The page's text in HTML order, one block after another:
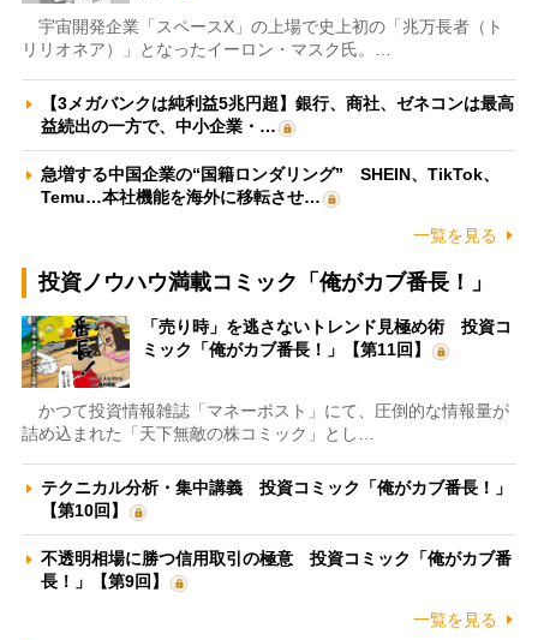
宇宙開発企業「スペースX」の上場で史上初の「兆万長者（ト
リリオネア）」となったイーロン・マスク氏。…
【3メガバンクは純利益5兆円超】銀行、商社、ゼネコンは最高
益続出の一方で、中小企業・…
急増する中国企業の“国籍ロンダリング” SHEIN、TikTok、
Temu…本社機能を海外に移転させ…
一覧を見る
投資ノウハウ満載コミック「俺がカブ番長！」
「売り時」を逃さないトレンド見極め術 投資コ
ミック「俺がカブ番長！」【第11回】
かつて投資情報雑誌「マネーポスト」にて、圧倒的な情報量が
詰め込まれた「天下無敵の株コミック」とし…
テクニカル分析・集中講義 投資コミック「俺がカブ番長！」
【第10回】
不透明相場に勝つ信用取引の極意 投資コミック「俺がカブ番
長！」【第9回】
一覧を見る